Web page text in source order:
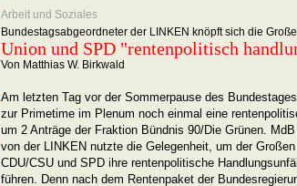
Arbeit und Soziales
Bundestagsabgeordneter der LINKEN knöpft sich die
Union und SPD "rentenpolitisch
Von Matthias W. Birkwald
Am letzten Tag vor der Sommerpause des
zur Primetime im Plenum noch einmal eine
um 2 Anträge der Fraktion Bündnis 90/Die Grünen.
von der LINKEN nutzte die Gelegenheit, um der
CDU/CSU und SPD ihre rentenpolitische
führen. Denn nach dem Rentenpaket der